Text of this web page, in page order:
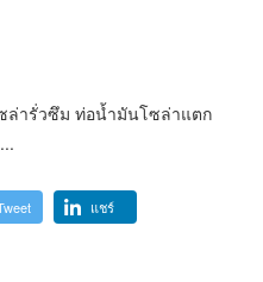
ล่ารั่วซึม ท่อน้ำมันโซล่าแตก
แชร์